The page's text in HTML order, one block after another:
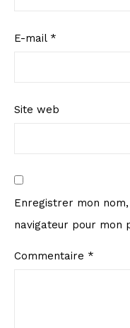
E-mail *
Site web
Enregistrer mon
navigateur pour mon
Commentaire *